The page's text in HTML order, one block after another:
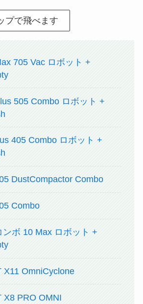
プで飛べます
705 Vac ロボット +
505 Combo ロボット +
405 Combo ロボット +
DustCompactor Combo
Combo
ンボ 10 Max ロボット +
X11 OmniCyclone
X8 PRO OMNI